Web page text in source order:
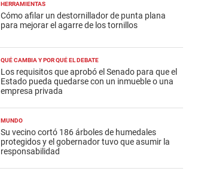
HERRAMIENTAS
Cómo afilar un destornillador de punta plana
para mejorar el agarre de los tornillos
QUÉ CAMBIA Y POR QUÉ EL DEBATE
Los requisitos que aprobó el Senado para que el
Estado pueda quedarse con un inmueble o una
empresa privada
MUNDO
Su vecino cortó 186 árboles de humedales
protegidos y el gobernador tuvo que asumir la
responsabilidad